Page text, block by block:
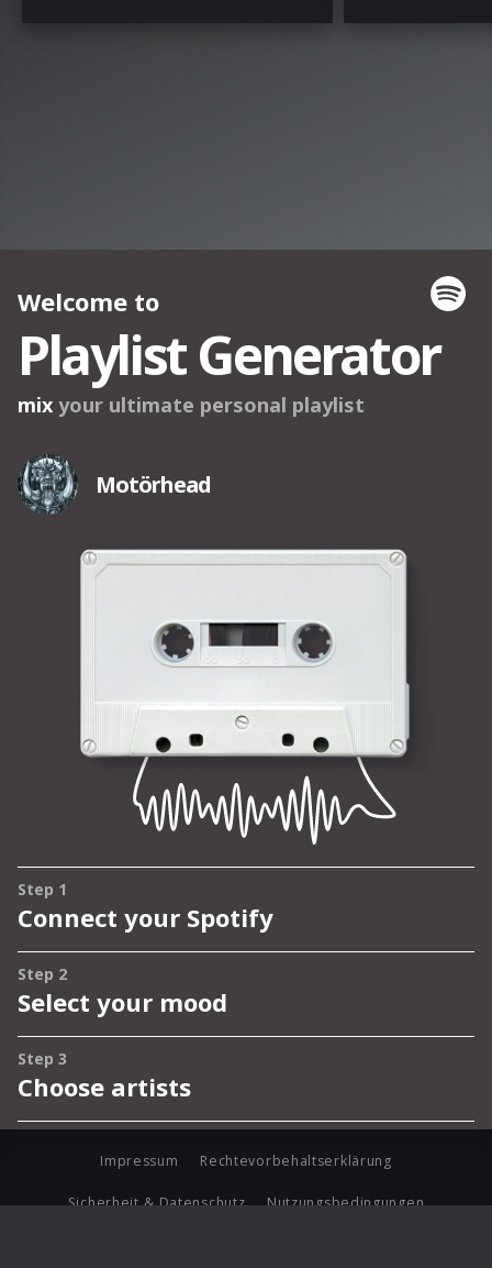
Impressum Rechtevorbehaltserklärung
Sicherheit & Datenschutz Nutzungsbedingungen